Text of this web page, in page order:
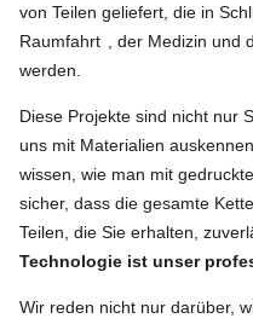
von Teilen geliefert, die in
Raumfahrt
, der Medizin und
werden.
Diese Projekte sind nicht nur
uns mit Materialien
wissen, wie man mit
sicher, dass die gesamte
Teilen, die Sie erhalten,
Technologie ist unser
Wir reden nicht nur darüber,